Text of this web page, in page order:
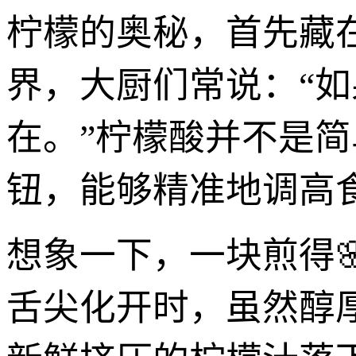
柠檬的奥秘，首先藏
界，大厨们常说：“
在。”柠檬酸并不是
钮，能够精准地调高
想象一下，一块煎得
舌尖化开时，虽然醇